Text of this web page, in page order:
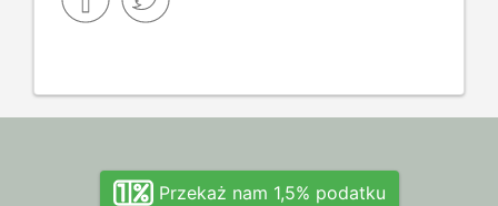
Przekaż nam 1,5% podatku